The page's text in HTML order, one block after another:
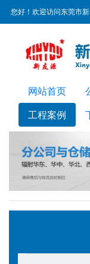
您好！欢迎访问东莞市
网站首页
工程案例